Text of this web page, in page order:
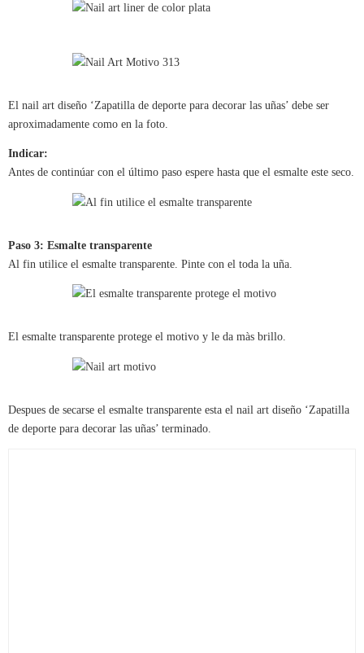
El nail art diseño ‘Zapatilla de deporte para decorar las uñas’ debe ser
aproximadamente como en la foto.
Indicar:
Antes de continúar con el último paso espere hasta que el esmalte este seco.
Paso 3: Esmalte transparente
Al fin utilice el esmalte transparente. Pinte con el toda la uña.
El esmalte transparente protege el motivo y le da màs brillo.
Despues de secarse el esmalte transparente esta el nail art diseño ‘Zapatilla
de deporte para decorar las uñas’ terminado.